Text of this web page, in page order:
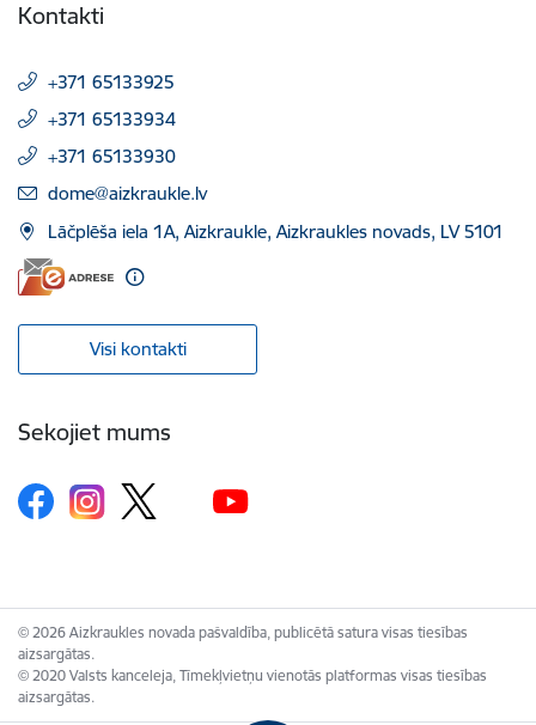
Kontakti
+371 65133925
+371 65133934
+371 65133930
E-pasts:
dome@aizkraukle.lv
Lāčplēša iela 1A, Aizkraukle, Aizkraukles novads, LV 5101
Visi kontakti
Sekojiet mums
© 2026 Aizkraukles novada pašvaldība, publicētā satura visas tiesības
aizsargātas.
© 2020 Valsts kanceleja, Tīmekļvietņu vienotās platformas visas tiesības
aizsargātas.